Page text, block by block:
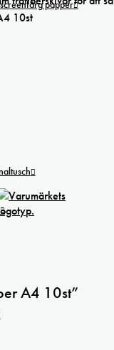
papper
10st
A4 10st”